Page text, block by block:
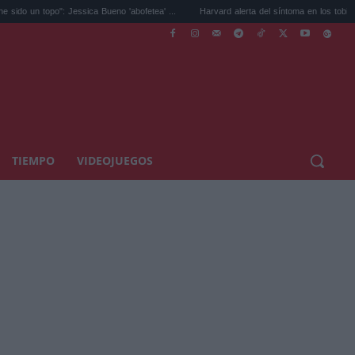
Jessica Bueno 'abofetea' ... Harvard alerta del síntoma en los tobillos por el ...
TIEMPO VIDEOJUEGOS